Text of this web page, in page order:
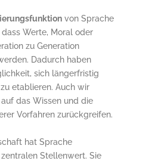
von Sprache
Werte, Moral oder
zu Generation
Dadurch haben
sich längerfristig
etablieren. Auch wir
das Wissen und die
Vorfahren zurückgreifen.
hat Sprache
Stellenwert. Sie